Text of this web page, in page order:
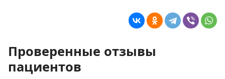
Проверенные отзывы
пациентов